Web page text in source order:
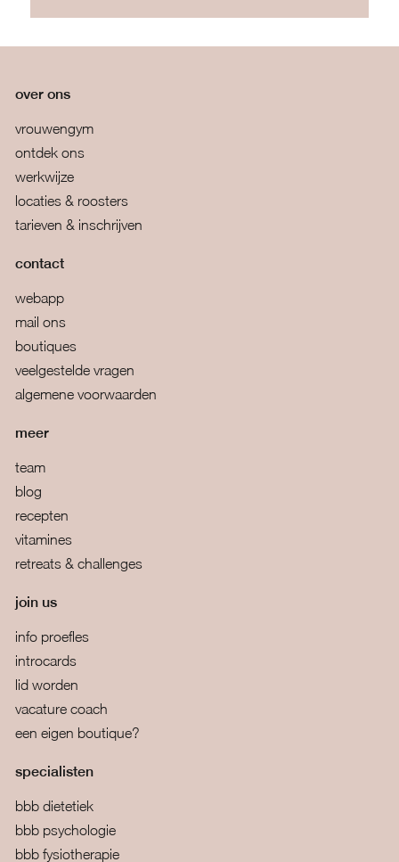
over ons
vrouwengym
ontdek ons
werkwijze
locaties & roosters
tarieven & inschrijven
contact
webapp
mail ons
boutiques
veelgestelde vragen
algemene voorwaarden
meer
team
blog
recepten
vitamines
retreats & challenges
join us
info proefles
introcards
lid worden
vacature coach
een eigen boutique?
specialisten
bbb dietetiek
bbb psychologie
bbb fysiotherapie